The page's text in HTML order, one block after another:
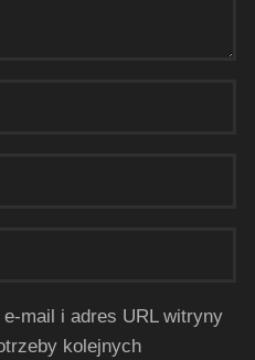
mail i adres URL witryny
kolejnych